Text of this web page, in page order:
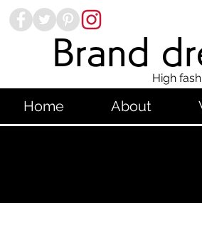
Brand
High
Home About